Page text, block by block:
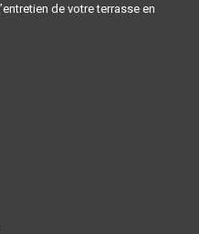
de votre terrasse en